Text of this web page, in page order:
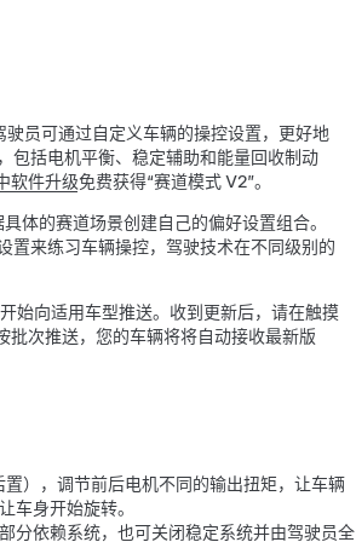
员可通过自定义车辆的操控设置，更好地
包括电机平衡、稳定辅助和能量回收制动
软件升级免费获得“赛道模式 V2”。
体的赛道场景创建自己的偏好设置组合。
置来练习车辆操控，驾驶技术在不同级别的
始向适用车型推送。收到更新后，请在触摸
批次推送，您的车辆将将自动接收最新版
），调节前后电机不同的输出扭矩，让车辆
车身开始旋转。
分依赖系统，也可关闭稳定系统并由驾驶员全